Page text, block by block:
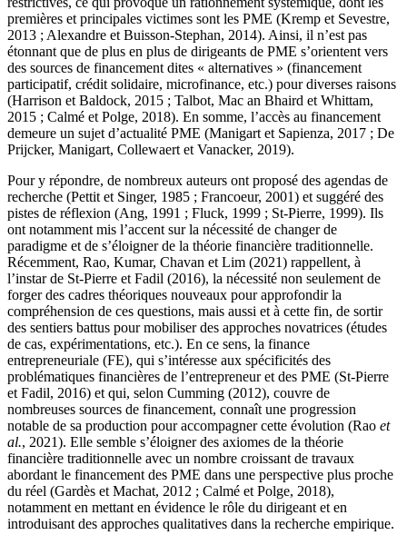
premières et principales victimes sont les PME (Kremp et Sevestre,
2013 ; Alexandre et Buisson-Stephan, 2014). Ainsi, il n’est pas
étonnant que de plus en plus de dirigeants de PME s’orientent vers
des sources de financement dites « alternatives » (financement
participatif, crédit solidaire, microfinance, etc.) pour diverses raisons
(Harrison et Baldock, 2015 ; Talbot, Mac an Bhaird et Whittam,
2015 ; Calmé et Polge, 2018). En somme, l’accès au financement
demeure un sujet d’actualité PME (Manigart et Sapienza, 2017 ; De
Prijcker, Manigart, Collewaert et Vanacker, 2019).
Pour y répondre, de nombreux auteurs ont proposé des agendas de
recherche (Pettit et Singer, 1985 ; Francoeur, 2001) et suggéré des
pistes de réflexion (Ang, 1991 ; Fluck, 1999 ; St-Pierre, 1999). Ils
ont notamment mis l’accent sur la nécessité de changer de
paradigme et de s’éloigner de la théorie financière traditionnelle.
Récemment, Rao, Kumar, Chavan et Lim (2021) rappellent, à
l’instar de St-Pierre et Fadil (2016), la nécessité non seulement de
forger des cadres théoriques nouveaux pour approfondir la
compréhension de ces questions, mais aussi et à cette fin, de sortir
des sentiers battus pour mobiliser des approches novatrices (études
de cas, expérimentations, etc.). En ce sens, la finance
entrepreneuriale (FE), qui s’intéresse aux spécificités des
problématiques financières de l’entrepreneur et des PME (St-Pierre
et Fadil, 2016) et qui, selon Cumming (2012), couvre de
nombreuses sources de financement, connaît une progression
notable de sa production pour accompagner cette évolution (Rao et
al., 2021). Elle semble s’éloigner des axiomes de la théorie
financière traditionnelle avec un nombre croissant de travaux
abordant le financement des PME dans une perspective plus proche
du réel (Gardès et Machat, 2012 ; Calmé et Polge, 2018),
notamment en mettant en évidence le rôle du dirigeant et en
introduisant des approches qualitatives dans la recherche empirique.